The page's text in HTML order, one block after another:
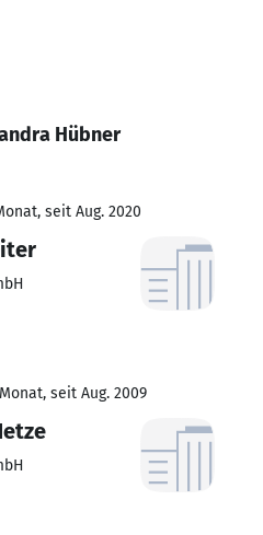
Hübner
seit Aug. 2020
seit Aug. 2009